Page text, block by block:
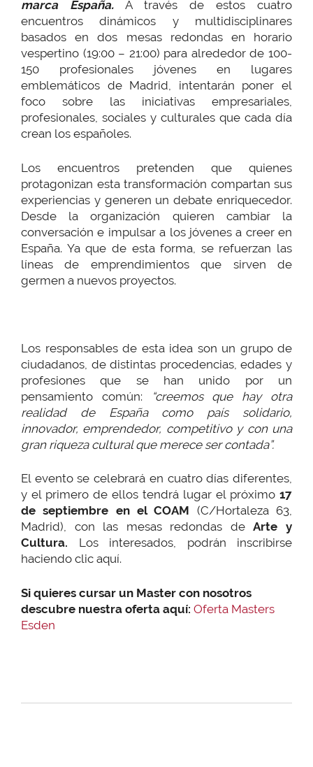
marca España. A través de estos cuatro
encuentros dinámicos y multidisciplinares
basados en dos mesas redondas en horario
vespertino (19:00 – 21:00) para alrededor de 100-
150 profesionales jóvenes en lugares
emblemáticos de Madrid, intentarán poner el
foco sobre las iniciativas empresariales,
profesionales, sociales y culturales que cada día
crean los españoles.
Los encuentros pretenden que quienes
protagonizan esta transformación compartan sus
experiencias y generen un debate enriquecedor.
Desde la organización quieren cambiar la
conversación e impulsar a los jóvenes a creer en
España. Ya que de esta forma, se refuerzan las
líneas de emprendimientos que sirven de
germen a nuevos proyectos.
Los responsables de esta idea son un grupo de
ciudadanos, de distintas procedencias, edades y
profesiones que se han unido por un
pensamiento común:
“creemos que hay otra
realidad de España como país solidario,
innovador, emprendedor, competitivo y con una
gran riqueza cultural que merece ser contada”.
El evento se celebrará en cuatro días diferentes,
y el primero de ellos tendrá lugar el próximo 17
de septiembre en el COAM (C/Hortaleza 63,
Madrid), con las mesas redondas deArte y
Cultura. Los interesados, podrán inscribirse
haciendo clic aquí.
Si quieres cursar un Master con nosotros
descubre nuestra oferta aquí: Oferta Masters
Esden